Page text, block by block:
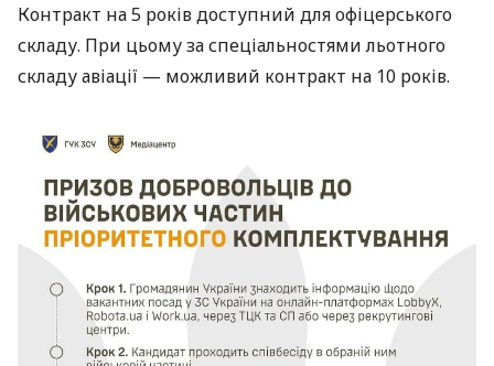
Контракт на 5 років доступний для офіцерського
складу. При цьому за спеціальностями льотного
складу авіації — можливий контракт на 10 років.